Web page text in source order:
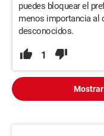
puedes bloquear el
menos importancia al
desconocidos.
1